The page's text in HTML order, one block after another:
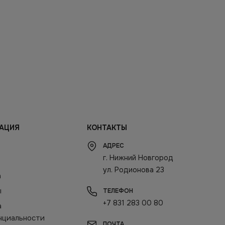
КОНТАКТЫ
АДРЕС
г. Нижний Новгород
ул. Родионова 23
ТЕЛЕФОН
+7 831 283 00 80